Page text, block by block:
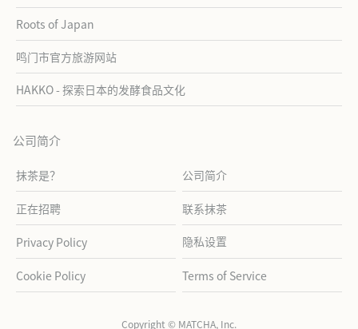
Roots of Japan
鸣门市官方旅游网站
HAKKO - 探索日本的发酵食品文化
公司简介
抹茶是？ 公司简介
正在招聘 联系抹茶
Privacy Policy 隐私设置
Cookie Policy Terms of Service
Copyright © MATCHA, Inc.